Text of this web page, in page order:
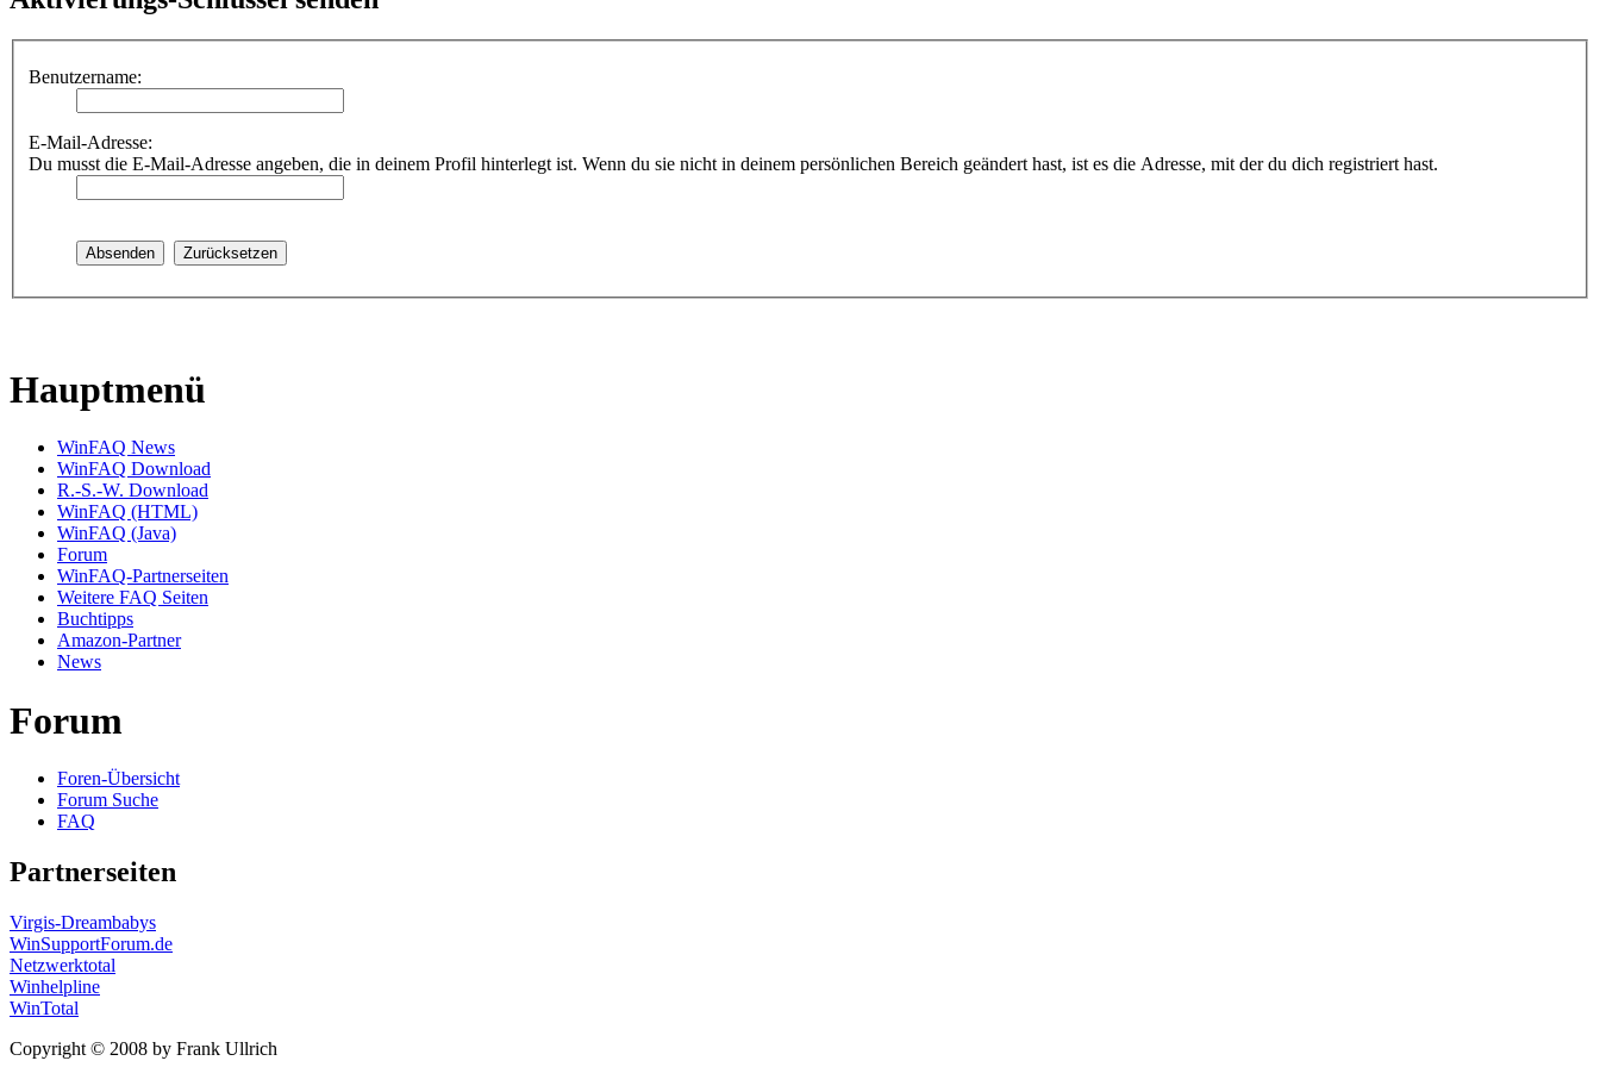
Benutzername:
E-Mail-Adresse:
Du musst die E-Mail-Adresse angeben, die in deinem Profil hinterlegt ist. Wenn du sie nicht in deinem persönlichen Bereich geändert hast, ist es die Adresse, mit der du dich registriert hast.
Hauptmenü
WinFAQ News
WinFAQ Download
R.-S.-W. Download
WinFAQ (HTML)
WinFAQ (Java)
Forum
WinFAQ-Partnerseiten
Weitere FAQ Seiten
Buchtipps
Amazon-Partner
News
Forum
Foren-Übersicht
Forum Suche
FAQ
Partnerseiten
Virgis-Dreambabys
WinSupportForum.de
Netzwerktotal
Winhelpline
WinTotal
Copyright © 2008 by Frank Ullrich